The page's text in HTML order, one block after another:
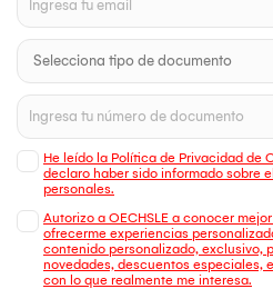
He leído la Política de Privacidad de
declaro haber sido informado sobre
personales.
Autorizo a OECHSLE a conocer
ofrecerme experiencias
contenido personalizado, exclusivo,
novedades, descuentos especiales,
con lo que realmente me interesa.